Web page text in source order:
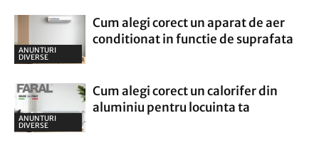
ANUNTURI
DIVERSE
Cum alegi corect un aparat de aer
conditionat in functie de suprafata
ANUNTURI
DIVERSE
Cum alegi corect un calorifer din
aluminiu pentru locuinta ta